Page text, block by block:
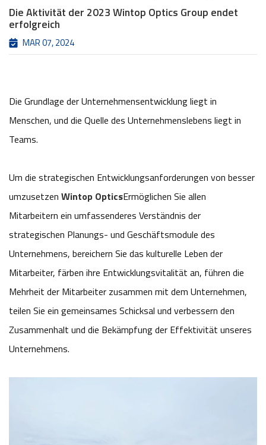
Die Aktivität der 2023 Wintop Optics Group endet
erfolgreich
MAR 07, 2024
Die Grundlage der Unternehmensentwicklung liegt in
Menschen, und die Quelle des Unternehmenslebens liegt in
Teams.
Um die strategischen Entwicklungsanforderungen von besser
umzusetzen Wintop OpticsErmöglichen Sie allen
Mitarbeitern ein umfassenderes Verständnis der
strategischen Planungs- und Geschäftsmodule des
Unternehmens, bereichern Sie das kulturelle Leben der
Mitarbeiter, färben ihre Entwicklungsvitalität an, führen die
Mehrheit der Mitarbeiter zusammen mit dem Unternehmen,
teilen Sie ein gemeinsames Schicksal und verbessern den
Zusammenhalt und die Bekämpfung der Effektivität unseres
Unternehmens.